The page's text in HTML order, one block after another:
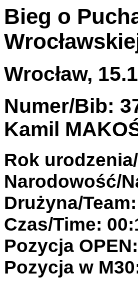
Bieg o
Wrocław,
Numer/Bib:
Kamil
Rok
Narodowość/
Drużyna/
Czas/Time:
Pozycja
Pozycja w